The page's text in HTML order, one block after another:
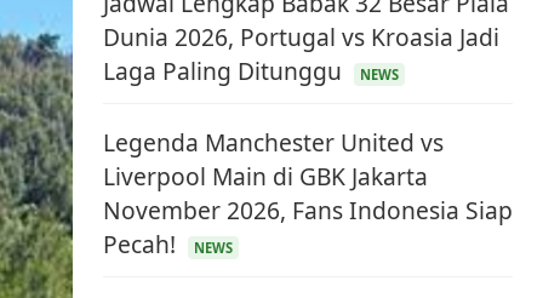
Dunia 2026, Portugal vs Kroasia Jadi
Laga Paling Ditunggu
NEWS
Legenda Manchester United vs
Liverpool Main di GBK Jakarta
November 2026, Fans Indonesia Siap
Pecah!
NEWS